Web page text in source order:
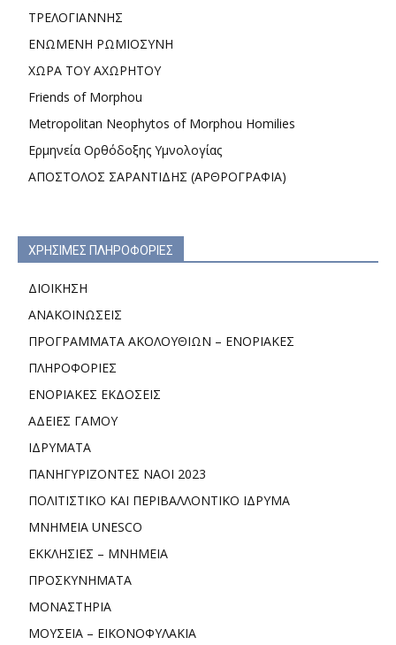
ΤΡΕΛΟΓΙΑΝΝΗΣ
ΕΝΩΜΕΝΗ ΡΩΜΙΟΣΥΝΗ
ΧΩΡΑ ΤΟΥ ΑΧΩΡΗΤΟΥ
Friends of Morphou
Metropolitan Neophytos of Morphou Homilies
Ερμηνεία Ορθόδοξης Υμνολογίας
ΑΠΟΣΤΟΛΟΣ ΣΑΡΑΝΤΙΔΗΣ (ΑΡΘΡΟΓΡΑΦΙΑ)
ΧΡΗΣΙΜΕΣ ΠΛΗΡΟΦΟΡΙΕΣ
ΔΙΟΙΚΗΣΗ
ΑΝΑΚΟΙΝΩΣΕΙΣ
ΠΡΟΓΡΑΜΜΑΤΑ ΑΚΟΛΟΥΘΙΩΝ – ΕΝΟΡΙΑΚΕΣ
ΠΛΗΡΟΦΟΡΙΕΣ
ΕΝΟΡΙΑΚΕΣ ΕΚΔΟΣΕΙΣ
ΑΔΕΙΕΣ ΓΑΜΟΥ
ΙΔΡΥΜΑΤΑ
ΠΑΝΗΓΥΡΙΖΟΝΤΕΣ ΝΑΟΙ 2023
ΠΟΛΙΤΙΣΤΙΚΟ ΚΑΙ ΠΕΡΙΒΑΛΛΟΝΤΙΚΟ ΙΔΡΥΜΑ
ΜΝΗΜΕΙΑ UNESCO
ΕΚΚΛΗΣΙΕΣ – ΜΝΗΜΕΙΑ
ΠΡΟΣΚΥΝΗΜΑΤΑ
ΜΟΝΑΣΤΗΡΙΑ
ΜΟΥΣΕΙΑ – ΕΙΚΟΝΟΦΥΛΑΚΙΑ